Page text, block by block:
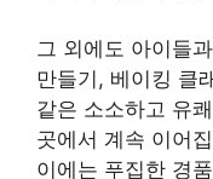
그 외에도 아이들
만들기, 베이킹 클
같은 소소하고 유
곳에서 계속 이어
이에는 푸집한 경